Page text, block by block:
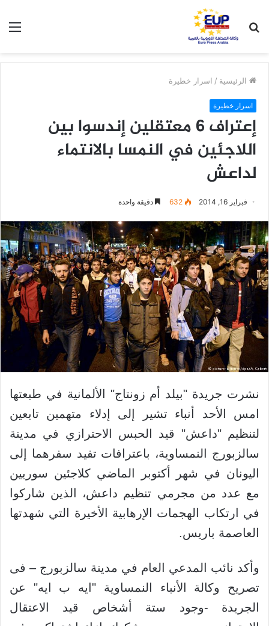
عن
الرئيسية / اسرار خطيرة
اسرار خطيرة
إعتراف 6 معتقلين إندسوا بين
اللاجئين في النمسا بالانتماء
لداعش
فبراير 16, 2014 632 دقيقة واحدة
نشرت جريدة "بيلد أم زونتاج" الألمانية في طبعتها
امس الأحد أنباء تشير إلى إدلاء متهمين تابعين
لتنظيم "داعش" قيد الحبس الاحترازي في مدينة
سالزبورج النمساوية، باعترافات تفيد سفرهما إلى
اليونان في شهر أكتوبر الماضي كلاجئين سوريين
مع عدد من مجرمي تنظيم داعش، الذين شاركوا
في ارتكاب الهجمات الإرهابية الأخيرة التي شهدتها
العاصمة باريس.
وأكد نائب المدعي العام في مدينة سالزبورج – فى
تصريح وكالة الأنباء النمساوية "ايه ب ايه" عن
الجريدة -وجود ستة أشخاص قيد الاعتقال